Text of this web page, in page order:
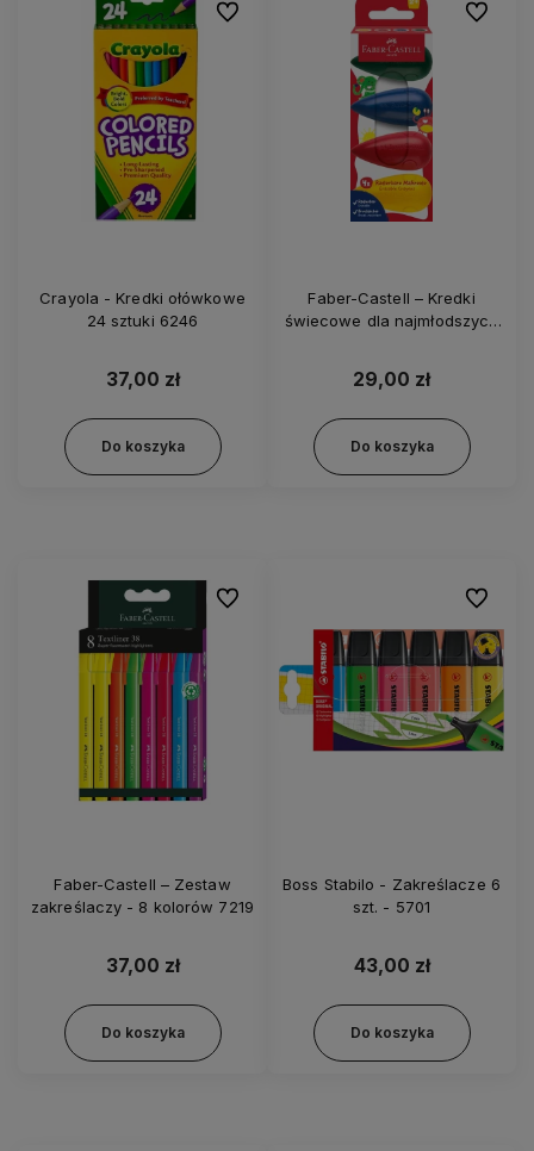
Crayola - Kredki ołówkowe
24 sztuki 6246
37,00 zł
Do koszyka
Do ulubionych
Faber-Castell – Kredki
świecowe dla najmłodszych
29,00 zł
Do koszyka
Do
Faber-Castell – Zestaw
zakreślaczy - 8 kolorów 7219
37,00 zł
Do koszyka
Do ulubionych
Boss Stabilo - Zakreślacze 6
szt. - 5701
43,00 zł
Do koszyka
Do